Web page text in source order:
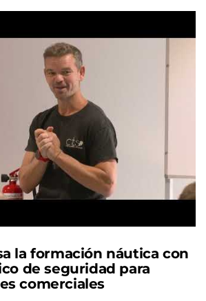
la formación náutica con
de seguridad para
comerciales